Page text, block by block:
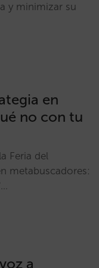
y minimizar su
en
no con tu
Feria del
metabuscadores:
a